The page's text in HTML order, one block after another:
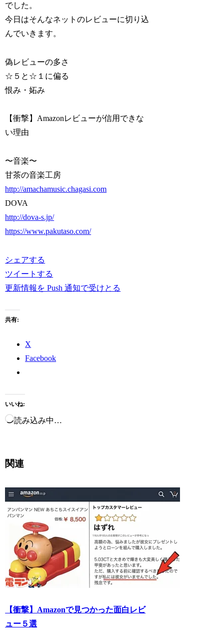
でした。
今日はそんなネットのレビューに切り込
んでいきます。
偽レビューの多さ
☆５と☆１に偏る
恨み・妬み
【衝撃】Amazonレビューが信用できな
い理由
〜音楽〜
甘茶の音楽工房
http://amachamusic.chagasi.com
DOVA
http://dova-s.jp/
https://www.pakutaso.com/
シェアする
ツイートする
更新情報を Push 通知で受けとる
共有:
X
Facebook
いいね:
読み込み中…
関連
【衝撃】Amazonで見つかった面白レビ
ュー５選